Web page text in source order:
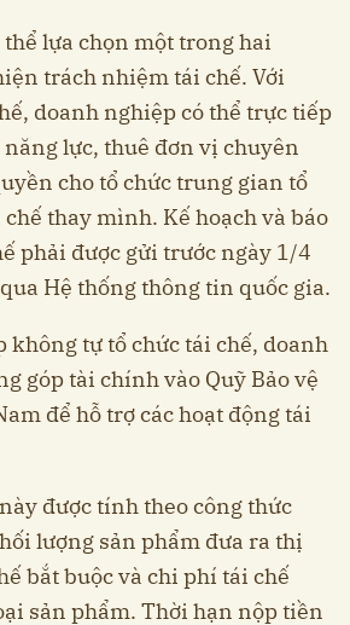
lựa chọn một trong hai
trách nhiệm tái chế. Với
doanh nghiệp có thể trực tiếp
lực, thuê đơn vị chuyên
cho tổ chức trung gian tổ
thay mình. Kế hoạch và báo
phải được gửi trước ngày 1/4
Hệ thống thông tin quốc gia.
không tự tổ chức tái chế, doanh
góp tài chính vào Quỹ Bảo vệ
để hỗ trợ các hoạt động tái
được tính theo công thức
lượng sản phẩm đưa ra thị
bắt buộc và chi phí tái chế
sản phẩm. Thời hạn nộp tiền